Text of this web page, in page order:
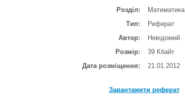
Розділ:
Математика
Тип:
Реферат
Автор:
Невідомий
Розмір:
39 Кбайт
Дата розміщення:
21.01.2012
Завантажити реферат